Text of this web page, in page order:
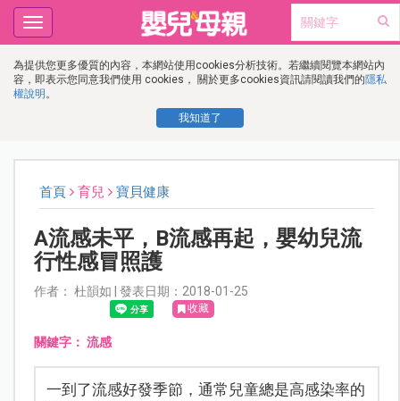
為提供您更多優質的內容，本網站使用cookies分析技術。若繼續閱覽本網站內
容，即表示您同意我們使用 cookies， 關於更多cookies資訊請閱讀我們的隱私
權說明 。
我知道了
Toggle
navigation
首頁 育兒 寶貝健康
A流感未平，B流感再起，嬰幼兒流
行性感冒照護
作者： 杜韻如 | 發表日期：2018-01-25
收藏
關鍵字： 流感
一到了流感好發季節，通常兒童總是高感染率的